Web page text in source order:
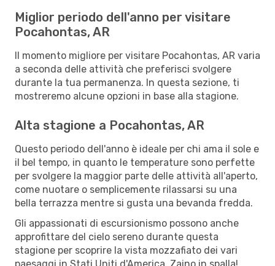
Miglior periodo dell'anno per visitare
Pocahontas, AR
Il momento migliore per visitare Pocahontas, AR varia
a seconda delle attività che preferisci svolgere
durante la tua permanenza. In questa sezione, ti
mostreremo alcune opzioni in base alla stagione.
Alta stagione a Pocahontas, AR
Questo periodo dell'anno è ideale per chi ama il sole e
il bel tempo, in quanto le temperature sono perfette
per svolgere la maggior parte delle attività all'aperto,
come nuotare o semplicemente rilassarsi su una
bella terrazza mentre si gusta una bevanda fredda.
Gli appassionati di escursionismo possono anche
approfittare del cielo sereno durante questa
stagione per scoprire la vista mozzafiato dei vari